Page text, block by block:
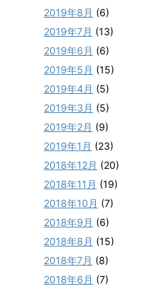
2019年8月 (6)
2019年7月 (13)
2019年6月 (6)
2019年5月 (15)
2019年4月 (5)
2019年3月 (5)
2019年2月 (9)
2019年1月 (23)
2018年12月 (20)
2018年11月 (19)
2018年10月 (7)
2018年9月 (6)
2018年8月 (15)
2018年7月 (8)
2018年6月 (7)